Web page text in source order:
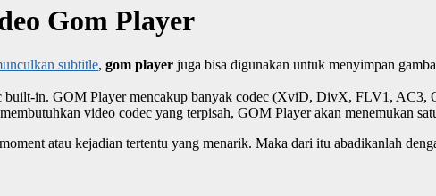
Gom Player
subtitle, gom player juga bisa digunakan untuk menyimpan
in. GOM Player mencakup banyak codec (XviD, DivX, FLV1, AC3,
video codec yang terpisah, GOM Player akan menemukan
atau kejadian tertentu yang menarik. Maka dari itu abadikanlah